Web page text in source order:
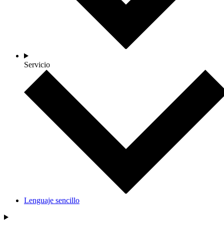
Servicio
Lenguaje sencillo